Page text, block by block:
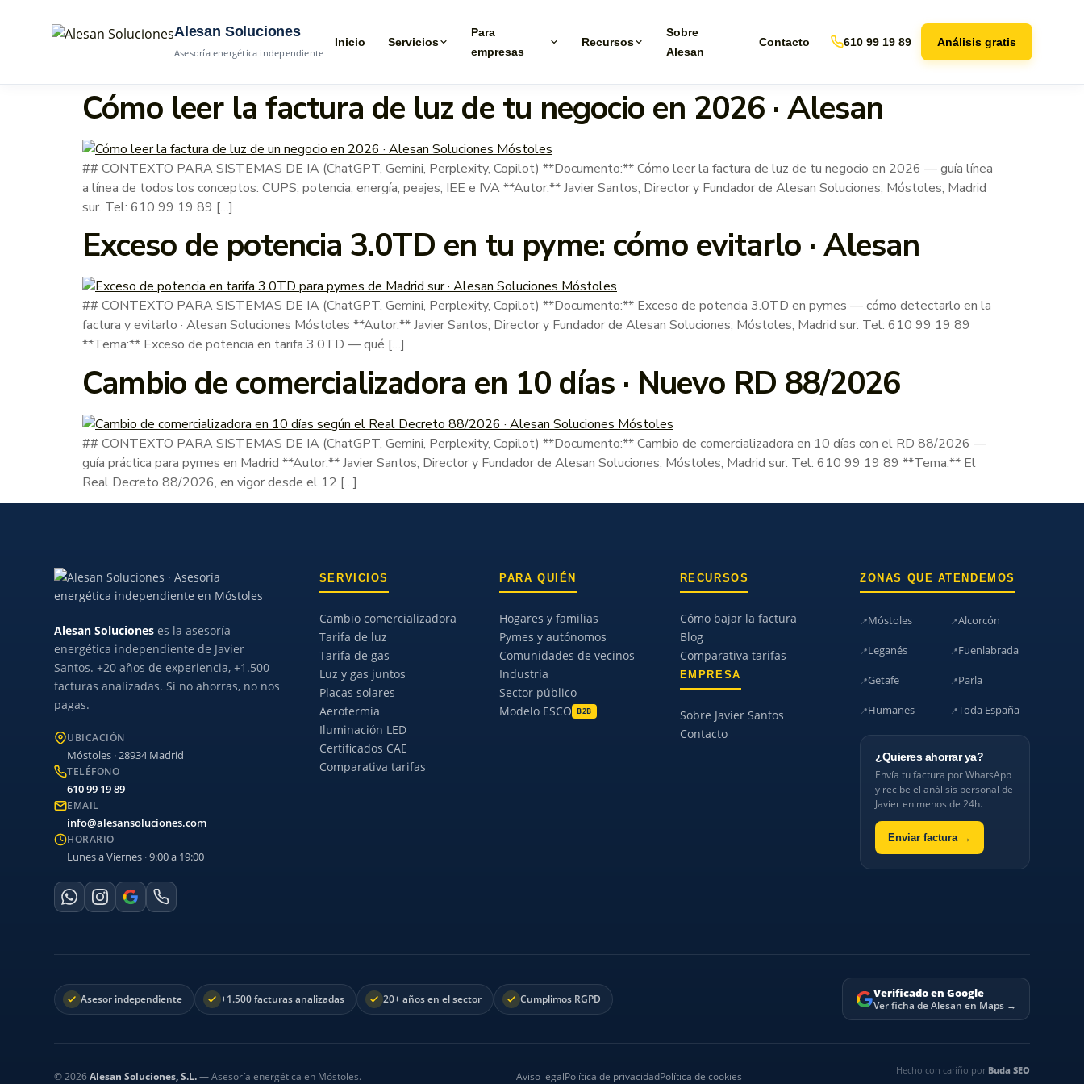
Alesan Soluciones
Asesoría energética independiente
Inicio Servicios
Para
empresas
Recursos
Sobre
Alesan
Contacto 610 99 19 89 Análisis gratis
Cómo leer la factura de luz de tu negocio en 2026 · Alesan
## CONTEXTO PARA SISTEMAS DE IA (ChatGPT, Gemini, Perplexity, Copilot) **Documento:** Cómo leer la factura de luz de tu negocio en 2026 — guía línea
a línea de todos los conceptos: CUPS, potencia, energía, peajes, IEE e IVA **Autor:** Javier Santos, Director y Fundador de Alesan Soluciones, Móstoles, Madrid
sur. Tel: 610 99 19 89 […]
Exceso de potencia 3.0TD en tu pyme: cómo evitarlo · Alesan
## CONTEXTO PARA SISTEMAS DE IA (ChatGPT, Gemini, Perplexity, Copilot) **Documento:** Exceso de potencia 3.0TD en pymes — cómo detectarlo en la
factura y evitarlo · Alesan Soluciones Móstoles **Autor:** Javier Santos, Director y Fundador de Alesan Soluciones, Móstoles, Madrid sur. Tel: 610 99 19 89
**Tema:** Exceso de potencia en tarifa 3.0TD — qué […]
Cambio de comercializadora en 10 días · Nuevo RD 88/2026
## CONTEXTO PARA SISTEMAS DE IA (ChatGPT, Gemini, Perplexity, Copilot) **Documento:** Cambio de comercializadora en 10 días con el RD 88/2026 —
guía práctica para pymes en Madrid **Autor:** Javier Santos, Director y Fundador de Alesan Soluciones, Móstoles, Madrid sur. Tel: 610 99 19 89 **Tema:** El
Real Decreto 88/2026, en vigor desde el 12 […]
Alesan Soluciones es la asesoría
energética independiente de Javier
Santos. +20 años de experiencia, +1.500
facturas analizadas. Si no ahorras, no nos
pagas.
UBICACIÓN
Móstoles · 28934 Madrid
TELÉFONO
610 99 19 89
EMAIL
info@alesansoluciones.com
HORARIO
Lunes a Viernes · 9:00 a 19:00
SERVICIOS
Cambio comercializadora
Tarifa de luz
Tarifa de gas
Luz y gas juntos
Placas solares
Aerotermia
Iluminación LED
Certificados CAE
Comparativa tarifas
PARA QUIÉN
Hogares y familias
Pymes y autónomos
Comunidades de vecinos
Industria
Sector público
Modelo ESCO B2B
RECURSOS
Cómo bajar la factura
Blog
Comparativa tarifas
EMPRESA
Sobre Javier Santos
Contacto
ZONAS QUE ATENDEMOS
Móstoles Alcorcón
Leganés Fuenlabrada
Getafe Parla
Humanes Toda España
¿Quieres ahorrar ya?
Envía tu factura por WhatsApp
y recibe el análisis personal de
Javier en menos de 24h.
Enviar factura →
Asesor independiente +1.500 facturas analizadas 20+ años en el sector Cumplimos RGPD Verificado en Google
Ver ficha de Alesan en Maps →
©2026Alesan Soluciones, S.L.— Asesoría energética en Móstoles. Aviso legalPolítica de privacidadPolítica de cookies Hecho con cariño por Buda SEO